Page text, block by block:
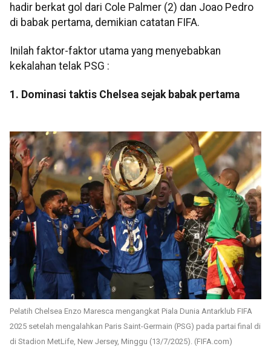
hadir berkat gol dari Cole Palmer (2) dan Joao Pedro
di babak pertama, demikian catatan FIFA.
Inilah faktor-faktor utama yang menyebabkan
kekalahan telak PSG :
1. Dominasi taktis Chelsea sejak babak pertama
Pelatih Chelsea Enzo Maresca mengangkat Piala Dunia Antarklub FIFA
2025 setelah mengalahkan Paris Saint-Germain (PSG) pada partai final di
di Stadion MetLife, New Jersey, Minggu (13/7/2025). (FIFA.com)